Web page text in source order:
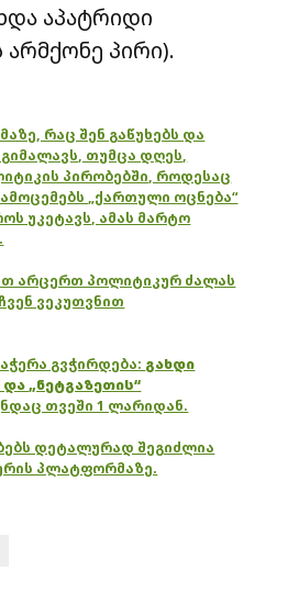
აპატრიდი
პირი).
რაც შენ გაწუხებს და
თუმცა დღეს,
პირობებში, როდესაც
„ქართული ოცნება“
უკეტავს, ამას მარტო
არცერთ პოლიტიკურ ძალას
ვეკუთვნით
გვჭირდება: გახდი
„ნეტგაზეთის“
თვეში 1 ლარიდან.
დეტალურად შეგიძლია
პლატფორმაზე.